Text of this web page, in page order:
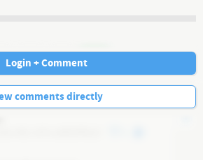
Login + Comment
comments directly